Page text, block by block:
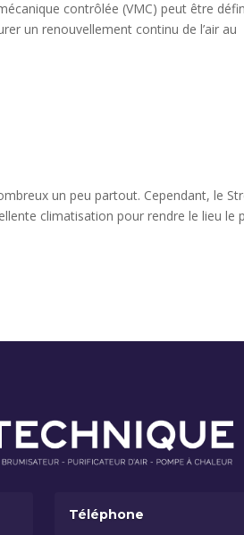
contrôlée (VMC) peut être
un renouvellement continu de l’air au
un peu partout. Cependant, le
climatisation pour rendre le lieu le